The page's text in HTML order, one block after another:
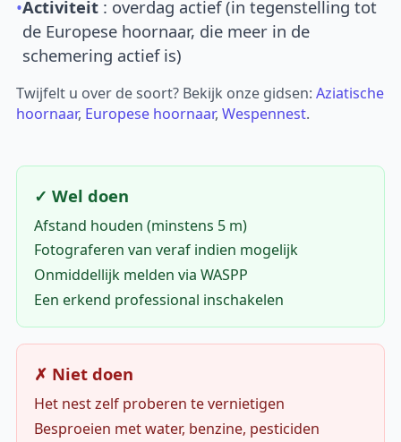
•Activiteit : overdag actief (in tegenstelling tot
de Europese hoornaar, die meer in de
schemering actief is)
Twijfelt u over de soort? Bekijk onze gidsen:Aziatische
hoornaar, Europese hoornaar,Wespennest.
✓ Wel doen
Afstand houden (minstens 5 m)
Fotograferen van veraf indien mogelijk
Onmiddellijk melden via WASPP
Een erkend professional inschakelen
✗ Niet doen
Het nest zelf proberen te vernietigen
Besproeien met water, benzine, pesticiden